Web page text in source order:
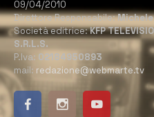
09/04/2010
Direttore Responsabile:
Società editrice:KFP
S.R.L.S.
P.Iva: 02184950893
mail: redazione@webmarte.tv